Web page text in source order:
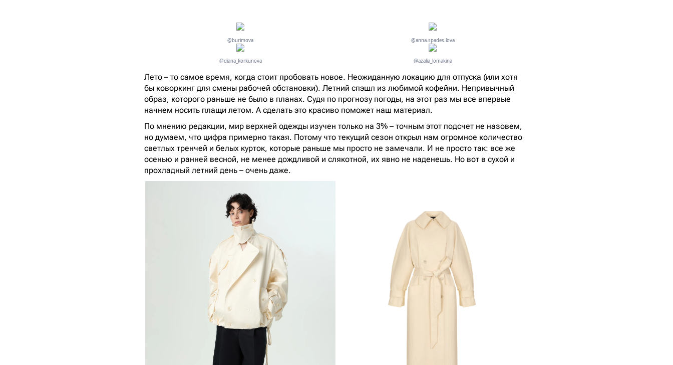
@burimova @anna.spades.lova
@diana_korkunova @azalia_lomakina
Лето – то самое время, когда стоит пробовать новое. Неожиданную локацию для отпуска (или хотя
бы коворкинг для смены рабочей обстановки). Летний спэшл из любимой кофейни. Непривычный
образ, которого раньше не было в планах. Судя по прогнозу погоды, на этот раз мы все впервые
начнем носить плащи летом. А сделать это красиво поможет наш материал.
По мнению редакции, мир верхней одежды изучен только на 3% – точным этот подсчет не назовем,
но думаем, что цифра примерно такая. Потому что текущий сезон открыл нам огромное количество
светлых тренчей и белых курток, которые раньше мы просто не замечали. И не просто так: все же
осенью и ранней весной, не менее дождливой и слякотной, их явно не наденешь. Но вот в сухой и
прохладный летний день – очень даже.